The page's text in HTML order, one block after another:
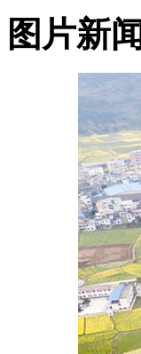
图片新闻